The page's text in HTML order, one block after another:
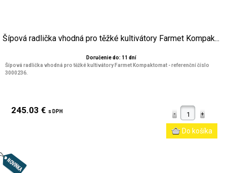
Šípová radlička vhodná pro těžké kultivátory Farmet Kompak...
Doručenie do: 11 dní
Šípová radlička vhodná pro těžké kultivátory Farmet Kompaktomat - referenční číslo
3000236.
245.03 € s DPH